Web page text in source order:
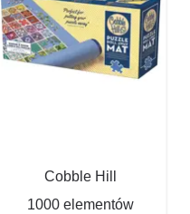
Cobble Hill
1000 elementów